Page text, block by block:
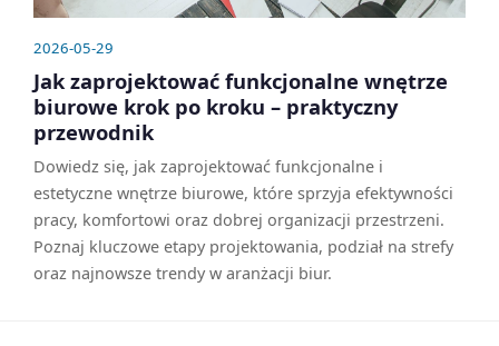
2026-05-29
Jak zaprojektować funkcjonalne wnętrze
biurowe krok po kroku – praktyczny
przewodnik
Dowiedz się, jak zaprojektować funkcjonalne i
estetyczne wnętrze biurowe, które sprzyja efektywności
pracy, komfortowi oraz dobrej organizacji przestrzeni.
Poznaj kluczowe etapy projektowania, podział na strefy
oraz najnowsze trendy w aranżacji biur.